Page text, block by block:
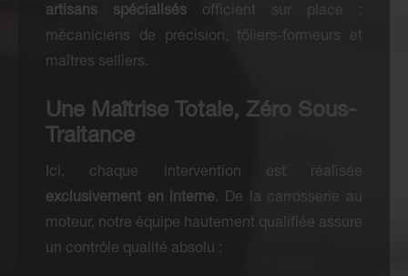
artisans spécialisés officient sur place :
mécaniciens de précision, tôliers-formeurs et
maîtres selliers.
Une Maîtrise Totale, Zéro Sous-
Traitance
Ici, chaque intervention est réalisée
exclusivement en interne. De la carrosserie au
moteur, notre équipe hautement qualifiée assure
un contrôle qualité absolu :